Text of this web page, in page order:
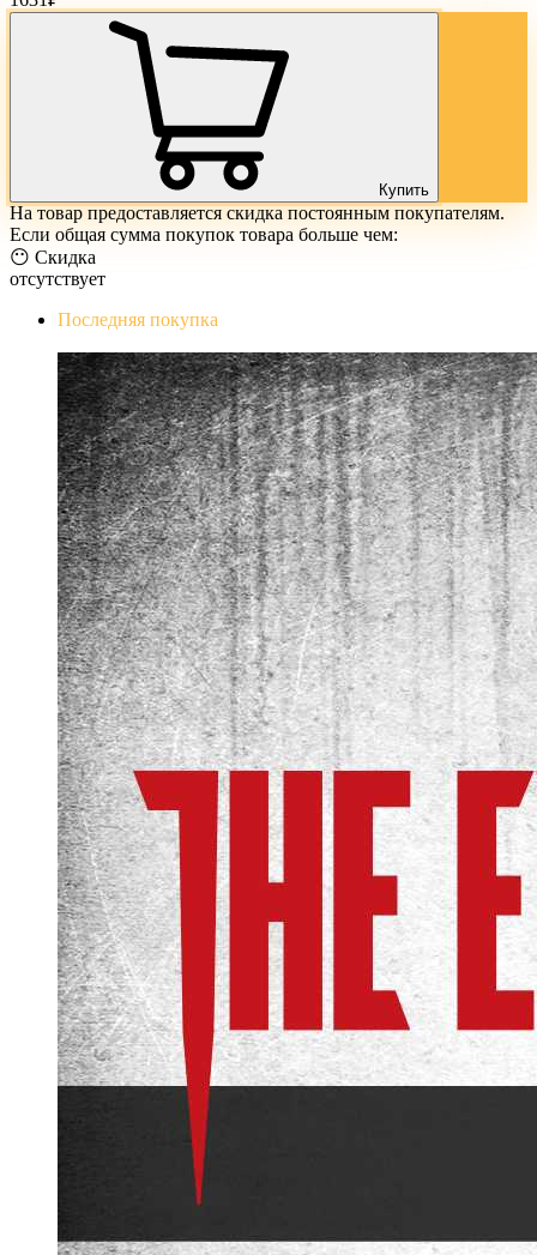
Купить
На товар предоставляется скидка постоянным покупателям.
Если общая сумма покупок товара больше чем:
😶 Скидка
отсутствует
Последняя покупка